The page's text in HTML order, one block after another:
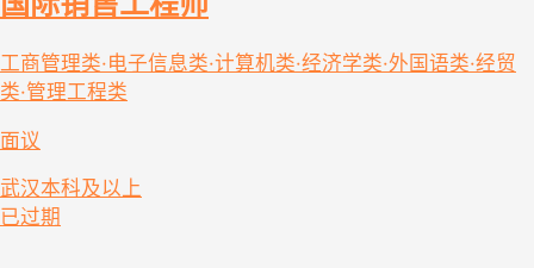
工商管理类·电子信息类·计算机类·经济学类·外国语类·经贸
类·管理工程类
面议
武汉本科及以上
已过期